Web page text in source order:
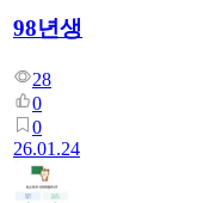
98년생
28
0
0
26.01.24